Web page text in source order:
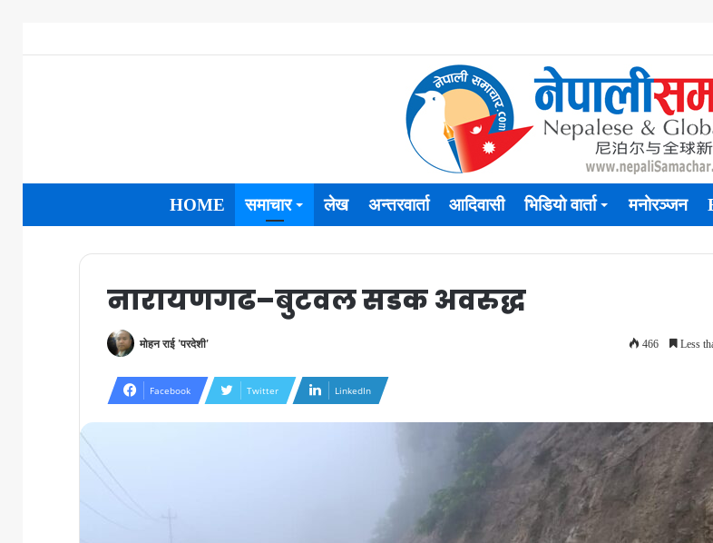
HOME समाचार लेख अन्तरवार्ता आदिवासी भिडियो वार्ता मनोरञ्जन
नारायणगढ–बुटवल सडक अवरुद्ध
मोहन राई 'परदेशी' 466 Less
Facebook Twitter LinkedIn